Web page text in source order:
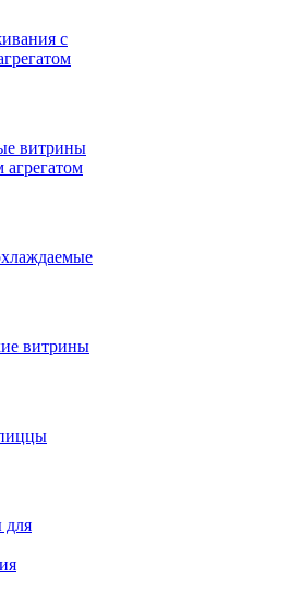
с
витрины
витрины
для